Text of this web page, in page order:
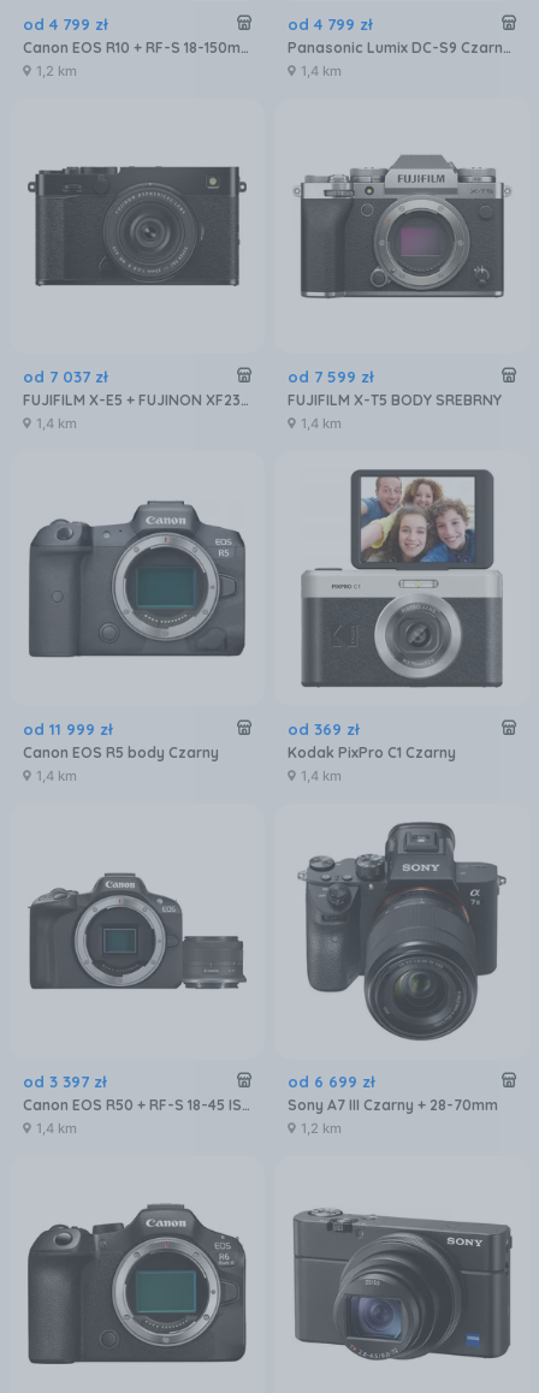
od 4 799 zł
Canon EOS R10 + RF-S 18-150mm F3.5-6.3 IS STM
1,2 km
od 4 799 zł
Panasonic Lumix DC-S9 Czarno-srebrny + Obiektyw Lumix S 18-40 mm f/4.5-6.3
1,4 km
od 7 037 zł
FUJIFILM X-E5 + FUJINON XF23mm f/2.8 R WR Czarny
1,4 km
od 7 599 zł
FUJIFILM X-T5 BODY SREBRNY
1,4 km
od 11 999 zł
Canon EOS R5 body Czarny
1,4 km
od 369 zł
Kodak PixPro C1 Czarny
1,4 km
od 3 397 zł
Canon EOS R50 + RF-S 18-45 IS STM
1,4 km
od 6 699 zł
Sony A7 III Czarny + 28-70mm
1,2 km